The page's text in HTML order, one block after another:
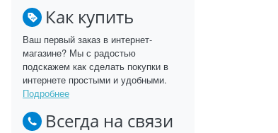
Как купить
Ваш первый заказ в интернет-
магазине? Мы с радостью
подскажем как сделать покупки в
интернете простыми и удобными.
Подробнее
Всегда на связи